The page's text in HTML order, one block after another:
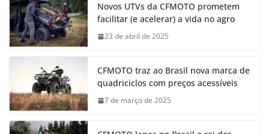
Novos UTVs da CFMOTO prometem
facilitar (e acelerar) a vida no agro
23 de abril de 2025
CFMOTO traz ao Brasil nova marca de
quadriciclos com preços acessíveis
7 de março de 2025